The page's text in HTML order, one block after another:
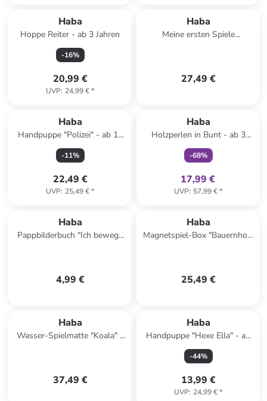
Haba
Hoppe Reiter - ab 3 Jahren
-16%
20,99 €
UVP: 24,99 €*
Haba
Meine ersten Spiele
27,49 €
Haba
Handpuppe "Polizei" - ab 18
Monaten
-11%
22,49 €
UVP: 25,49 €*
Haba
Holzperlen in Bunt - ab 3
Jahren
-68%
17,99 €
UVP: 57,99 €*
Haba
Pappbilderbuch "Ich bewege
4,99 €
Haba
Magnetspiel-Box "Bauernhof"
25,49 €
Haba
Wasser-Spielmatte "Koala" -
37,49 €
Haba
Handpuppe "Hexe Ella" - ab
18 Monaten
-44%
13,99 €
UVP: 24,99 €*